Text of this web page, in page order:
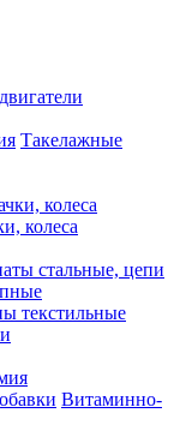
Такелажные
колеса
стальные, цепи
текстильные
Витаминно-